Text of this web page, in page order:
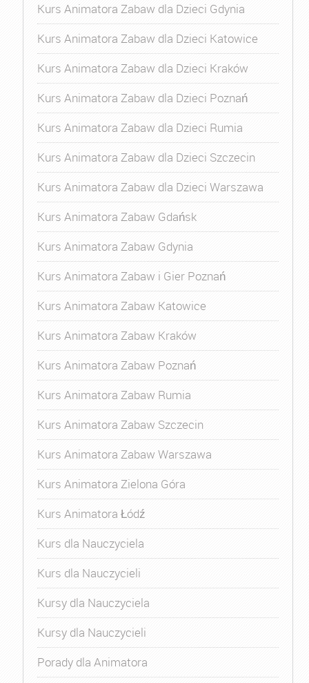
Kurs Animatora Zabaw dla Dzieci Gdynia
Kurs Animatora Zabaw dla Dzieci Katowice
Kurs Animatora Zabaw dla Dzieci Kraków
Kurs Animatora Zabaw dla Dzieci Poznań
Kurs Animatora Zabaw dla Dzieci Rumia
Kurs Animatora Zabaw dla Dzieci Szczecin
Kurs Animatora Zabaw dla Dzieci Warszawa
Kurs Animatora Zabaw Gdańsk
Kurs Animatora Zabaw Gdynia
Kurs Animatora Zabaw i Gier Poznań
Kurs Animatora Zabaw Katowice
Kurs Animatora Zabaw Kraków
Kurs Animatora Zabaw Poznań
Kurs Animatora Zabaw Rumia
Kurs Animatora Zabaw Szczecin
Kurs Animatora Zabaw Warszawa
Kurs Animatora Zielona Góra
Kurs Animatora Łódź
Kurs dla Nauczyciela
Kurs dla Nauczycieli
Kursy dla Nauczyciela
Kursy dla Nauczycieli
Porady dla Animatora